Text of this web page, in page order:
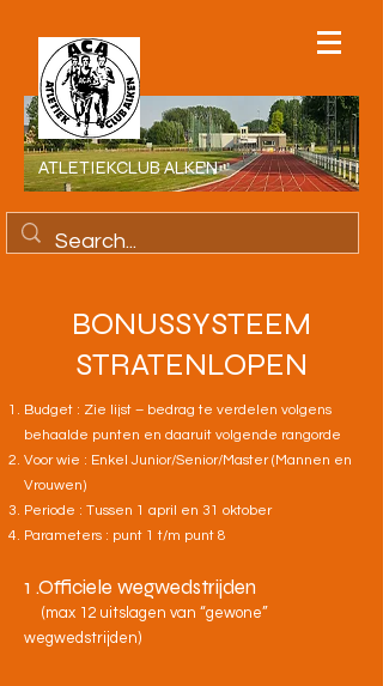
ATLETIEKCLUB ALKEN
BONUSSYSTEEM
STRATENLOPEN
Budget : Zie lijst – bedrag te verdelen volgens
behaalde punten en daaruit volgende rangorde
Voor wie : Enkel Junior/Senior/Master (Mannen en
Vrouwen)
Periode : Tussen 1 april en 31 oktober
Parameters : punt 1 t/m punt 8
1 .Officiele wegwedstrijden
(max 12 uitslagen van “gewone”
wegwedstrijden)